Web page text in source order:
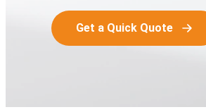
Get a Quick Quote